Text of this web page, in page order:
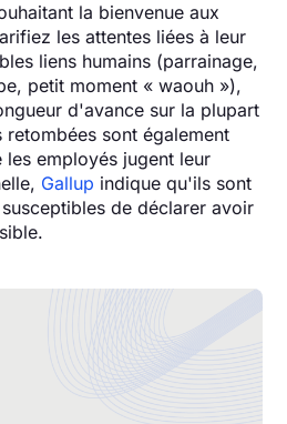
la bienvenue aux
les attentes liées à leur
liens humains (parrainage,
petit moment « waouh »),
d'avance sur la plupart
sont également
employés jugent leur
Gallup indique qu'ils sont
de déclarer avoir